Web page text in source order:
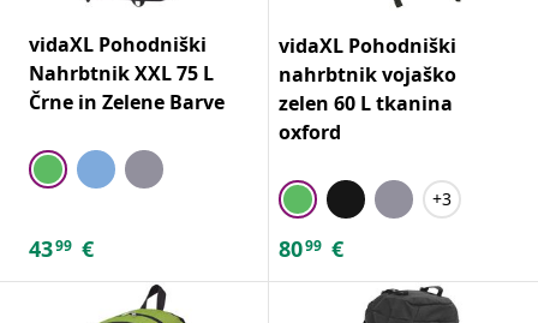
vidaXL Pohodniški
Nahrbtnik XXL 75 L
Črne in Zelene Barve
4399 €
vidaXL Pohodniški
nahrbtnik vojaško
zelen 60 L tkanina
oxford
+3
8099 €